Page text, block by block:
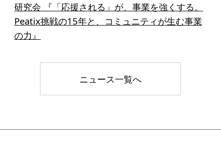
研究会 『「応援される」が、事業を強くする。
Peatix挑戦の15年と、コミュニティが生む事業
の力』
ニュース一覧へ